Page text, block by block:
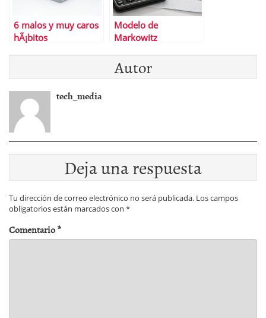
6 malos y muy caros
hÃ¡bitos
Modelo de
Markowitz
Autor
tech_media
Deja una respuesta
Tu dirección de correo electrónico no será publicada. Los campos
obligatorios están marcados con *
Comentario*